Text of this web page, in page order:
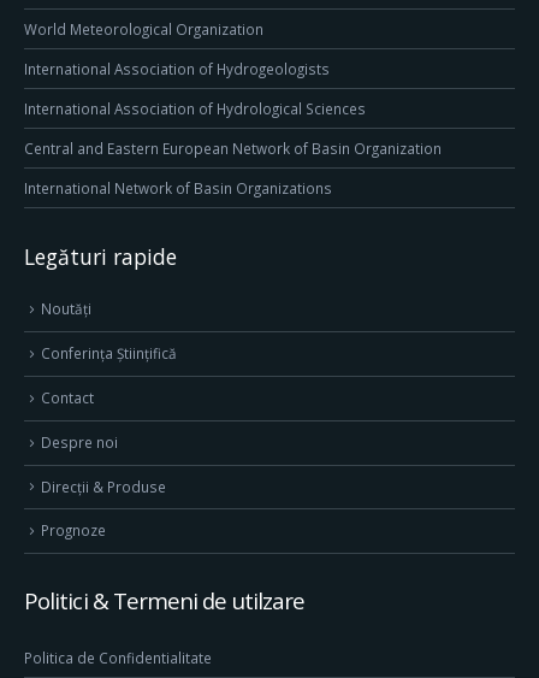
World Meteorological Organization
International Association of Hydrogeologists
International Association of Hydrological Sciences
Central and Eastern European Network of Basin Organization
International Network of Basin Organizations
Legături rapide
Noutăți
Conferința Științifică
Contact
Despre noi
Direcţii & Produse
Prognoze
Politici & Termeni de utilzare
Politica de Confidentialitate